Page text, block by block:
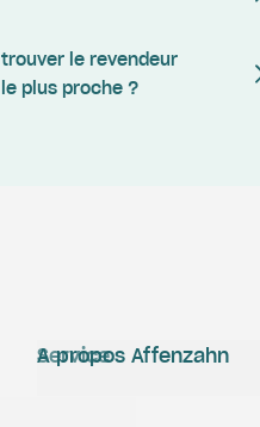
le revendeur
plus proche ?
Service
A propos Affenzahn